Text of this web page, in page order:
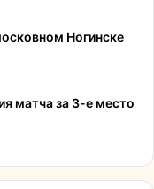
Ногинске
матча за 3-е место